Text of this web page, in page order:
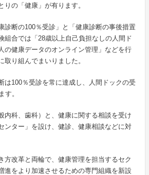
りの「健康」が有ります。
診断の100％受診」と「健康診断の事後措置
組合では「28歳以上自己負担なしの人間ド
の健康データのオンライン管理」などを行
取り組んでまいりました。
は100％受診を常に達成し、人間ドックの受
す。
内科、歯科）と、健康に関する相談を受け
ンター」を設け、健診、健康相談などに対
方改革と両輪で、健康管理を担当するセク
進をより加速させるための専門組織を新設